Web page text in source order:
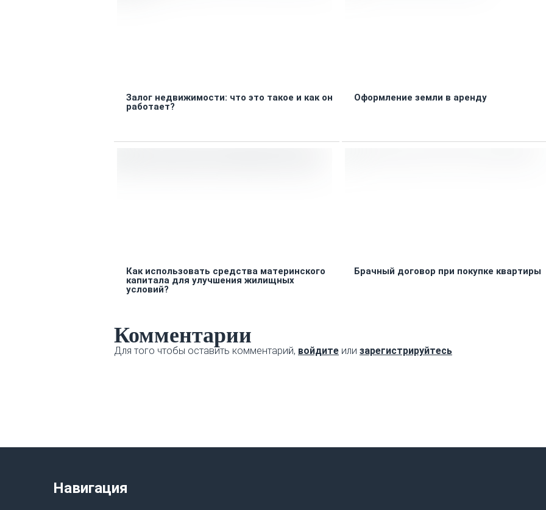
Залог недвижимости: что это такое и как он
работает?
Оформление земли в аренду
Как использовать средства материнского
капитала для улучшения жилищных
условий?
Брачный договор при покупке квартиры
Комментарии
Для того чтобы оставить комментарий, войдите или зарегистрируйтесь
Навигация